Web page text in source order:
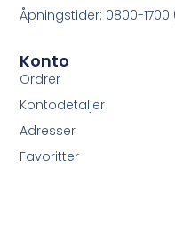
Konto
Ordrer
Kontodetaljer
Adresser
Favoritter
Åpningstider: 0800-1700